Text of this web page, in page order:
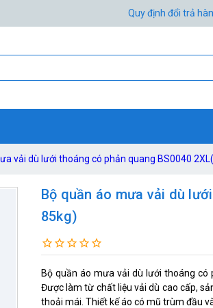
Quy định đổi trả
vải dù lưới thoáng có phản quang BS0040
Bộ quần áo mưa vải dù
85kg)
Bộ quần áo mưa vải dù lưới thoáng có
Được làm từ chất liệu vải dù cao cấp,
thoải mái. Thiết kế áo có mũ trùm đầu